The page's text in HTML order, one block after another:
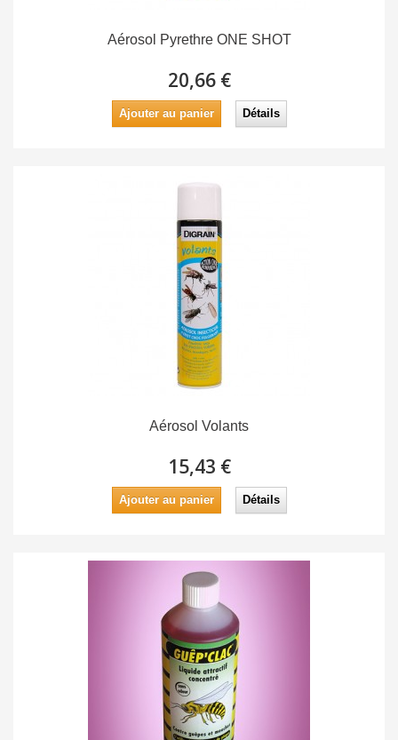
Aérosol Pyrethre ONE SHOT
20,66 €
Ajouter au panier Détails
Aérosol Volants
15,43 €
Ajouter au panier Détails